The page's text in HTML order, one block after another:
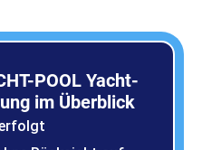
POOL Yacht-
im Überblick